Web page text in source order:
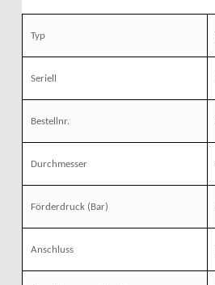
Typ
Seriell
Bestellnr.
Durchmesser
Förderdruck(Bar)
Anschluss